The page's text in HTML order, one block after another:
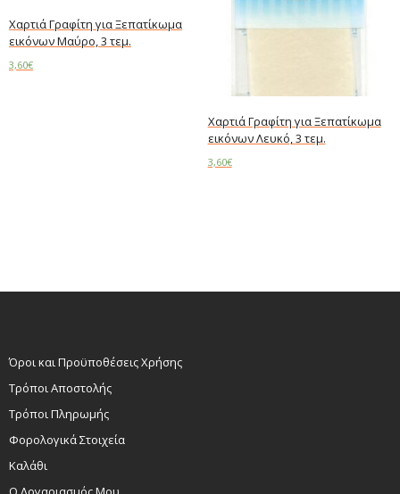
Χαρτιά Γραφίτη για Ξεπατίκωμα
εικόνων Μαύρο, 3 τεμ.
3,60€
Χαρτιά Γραφίτη για Ξεπατίκωμα
εικόνων Λευκό, 3 τεμ.
3,60€
Όροι και Προϋποθέσεις Χρήσης
Τρόποι Αποστολής
Τρόποι Πληρωμής
Φορολογικά Στοιχεία
Καλάθι